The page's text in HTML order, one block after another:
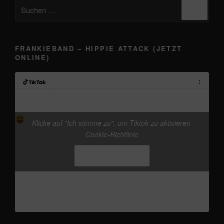
nach:
FRANKIEBAND – HIPPIE ATTACK (JETZT
ONLINE)
vor dem 13.08. „Auf der Brücke nach
Fehmarn - frankieband“ Release, gibts schon die
neue Version von Hippie Attack#frankieband
#musicproduction #distrokid
Klicke auf "Ich stimme zu", um Tiktok zu aktivieren
Cookie-Richtlinie